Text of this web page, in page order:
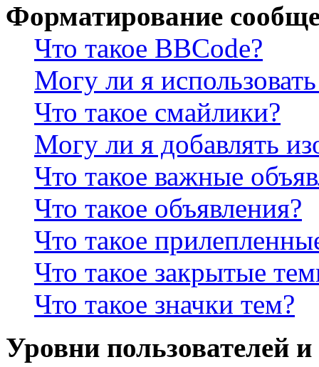
Форматирование
Что такое BBCode?
Могу ли я
Что такое смайлики?
Могу ли я добавлять
Что такое важные
Что такое объявления?
Что такое
Что такое закрытые
Что такое значки тем?
Уровни пользователей